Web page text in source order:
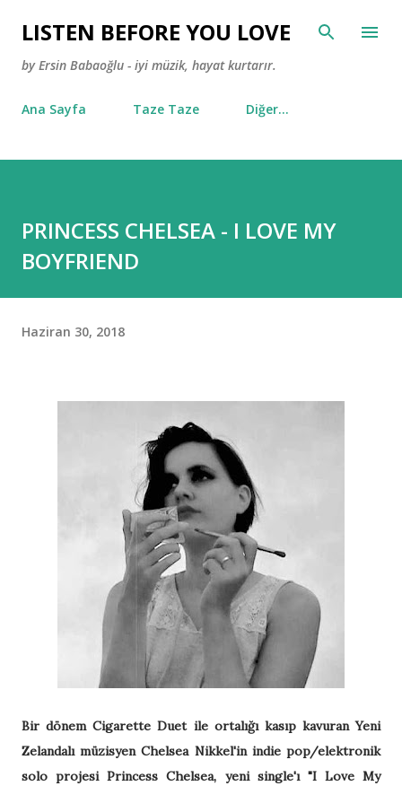
Ana içeriğe atla
LISTEN BEFORE YOU LOVE
by Ersin Babaoğlu - iyi müzik, hayat kurtarır.
Ana Sayfa Taze Taze Diğer…
PRINCESS CHELSEA - I LOVE MY
BOYFRIEND
Haziran 30, 2018
Bir dönem Cigarette Duet ile ortalığı kasıp kavuran Yeni
Zelandalı müzisyen Chelsea Nikkel'in indie pop/elektronik
solo projesi Princess Chelsea, yeni single'ı "I Love My